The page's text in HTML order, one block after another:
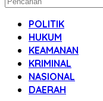
POLITIK
HUKUM
KEAMANAN
KRIMINAL
NASIONAL
DAERAH